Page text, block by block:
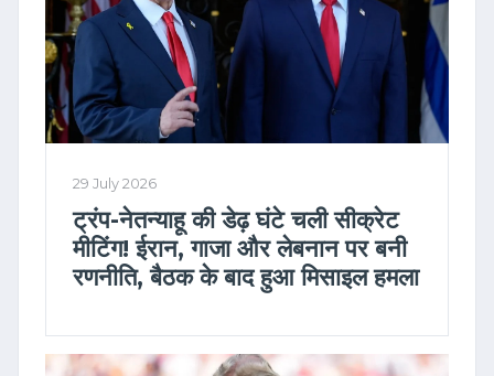
29 July 2026
ट्रंप-नेतन्याहू की डेढ़ घंटे चली सीक्रेट
मीटिंग! ईरान, गाजा और लेबनान पर बनी
रणनीति, बैठक के बाद हुआ मिसाइल हमला